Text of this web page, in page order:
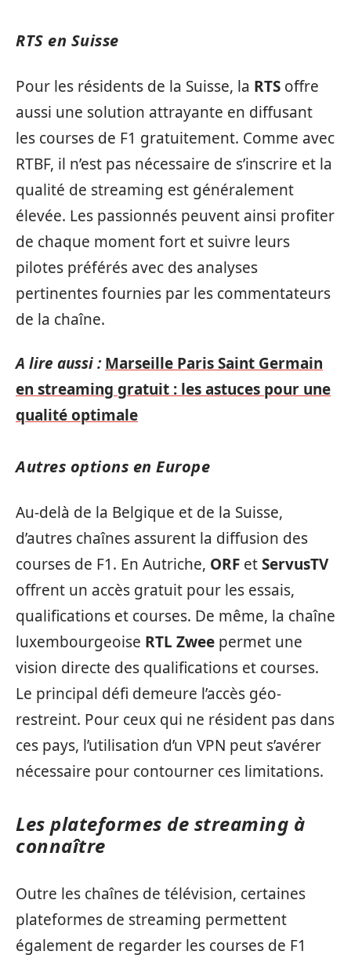
RTS en Suisse
Pour les résidents de la Suisse, la RTS offre
aussi une solution attrayante en diffusant
les courses de F1 gratuitement. Comme avec
RTBF, il n’est pas nécessaire de s’inscrire et la
qualité de streaming est généralement
élevée. Les passionnés peuvent ainsi profiter
de chaque moment fort et suivre leurs
pilotes préférés avec des analyses
pertinentes fournies par les commentateurs
de la chaîne.
A lire aussi : Marseille Paris Saint Germain
en streaming gratuit : les astuces pour une
qualité optimale
Autres options en Europe
Au-delà de la Belgique et de la Suisse,
d’autres chaînes assurent la diffusion des
courses de F1. En Autriche, ORF etServusTV
offrent un accès gratuit pour les essais,
qualifications et courses. De même, la chaîne
luxembourgeoise RTL Zwee permet une
vision directe des qualifications et courses.
Le principal défi demeure l’accès géo-
restreint. Pour ceux qui ne résident pas dans
ces pays, l’utilisation d’un VPN peut s’avérer
nécessaire pour contourner ces limitations.
Les plateformes de streaming à
connaître
Outre les chaînes de télévision, certaines
plateformes de streaming permettent
également de regarder les courses de F1